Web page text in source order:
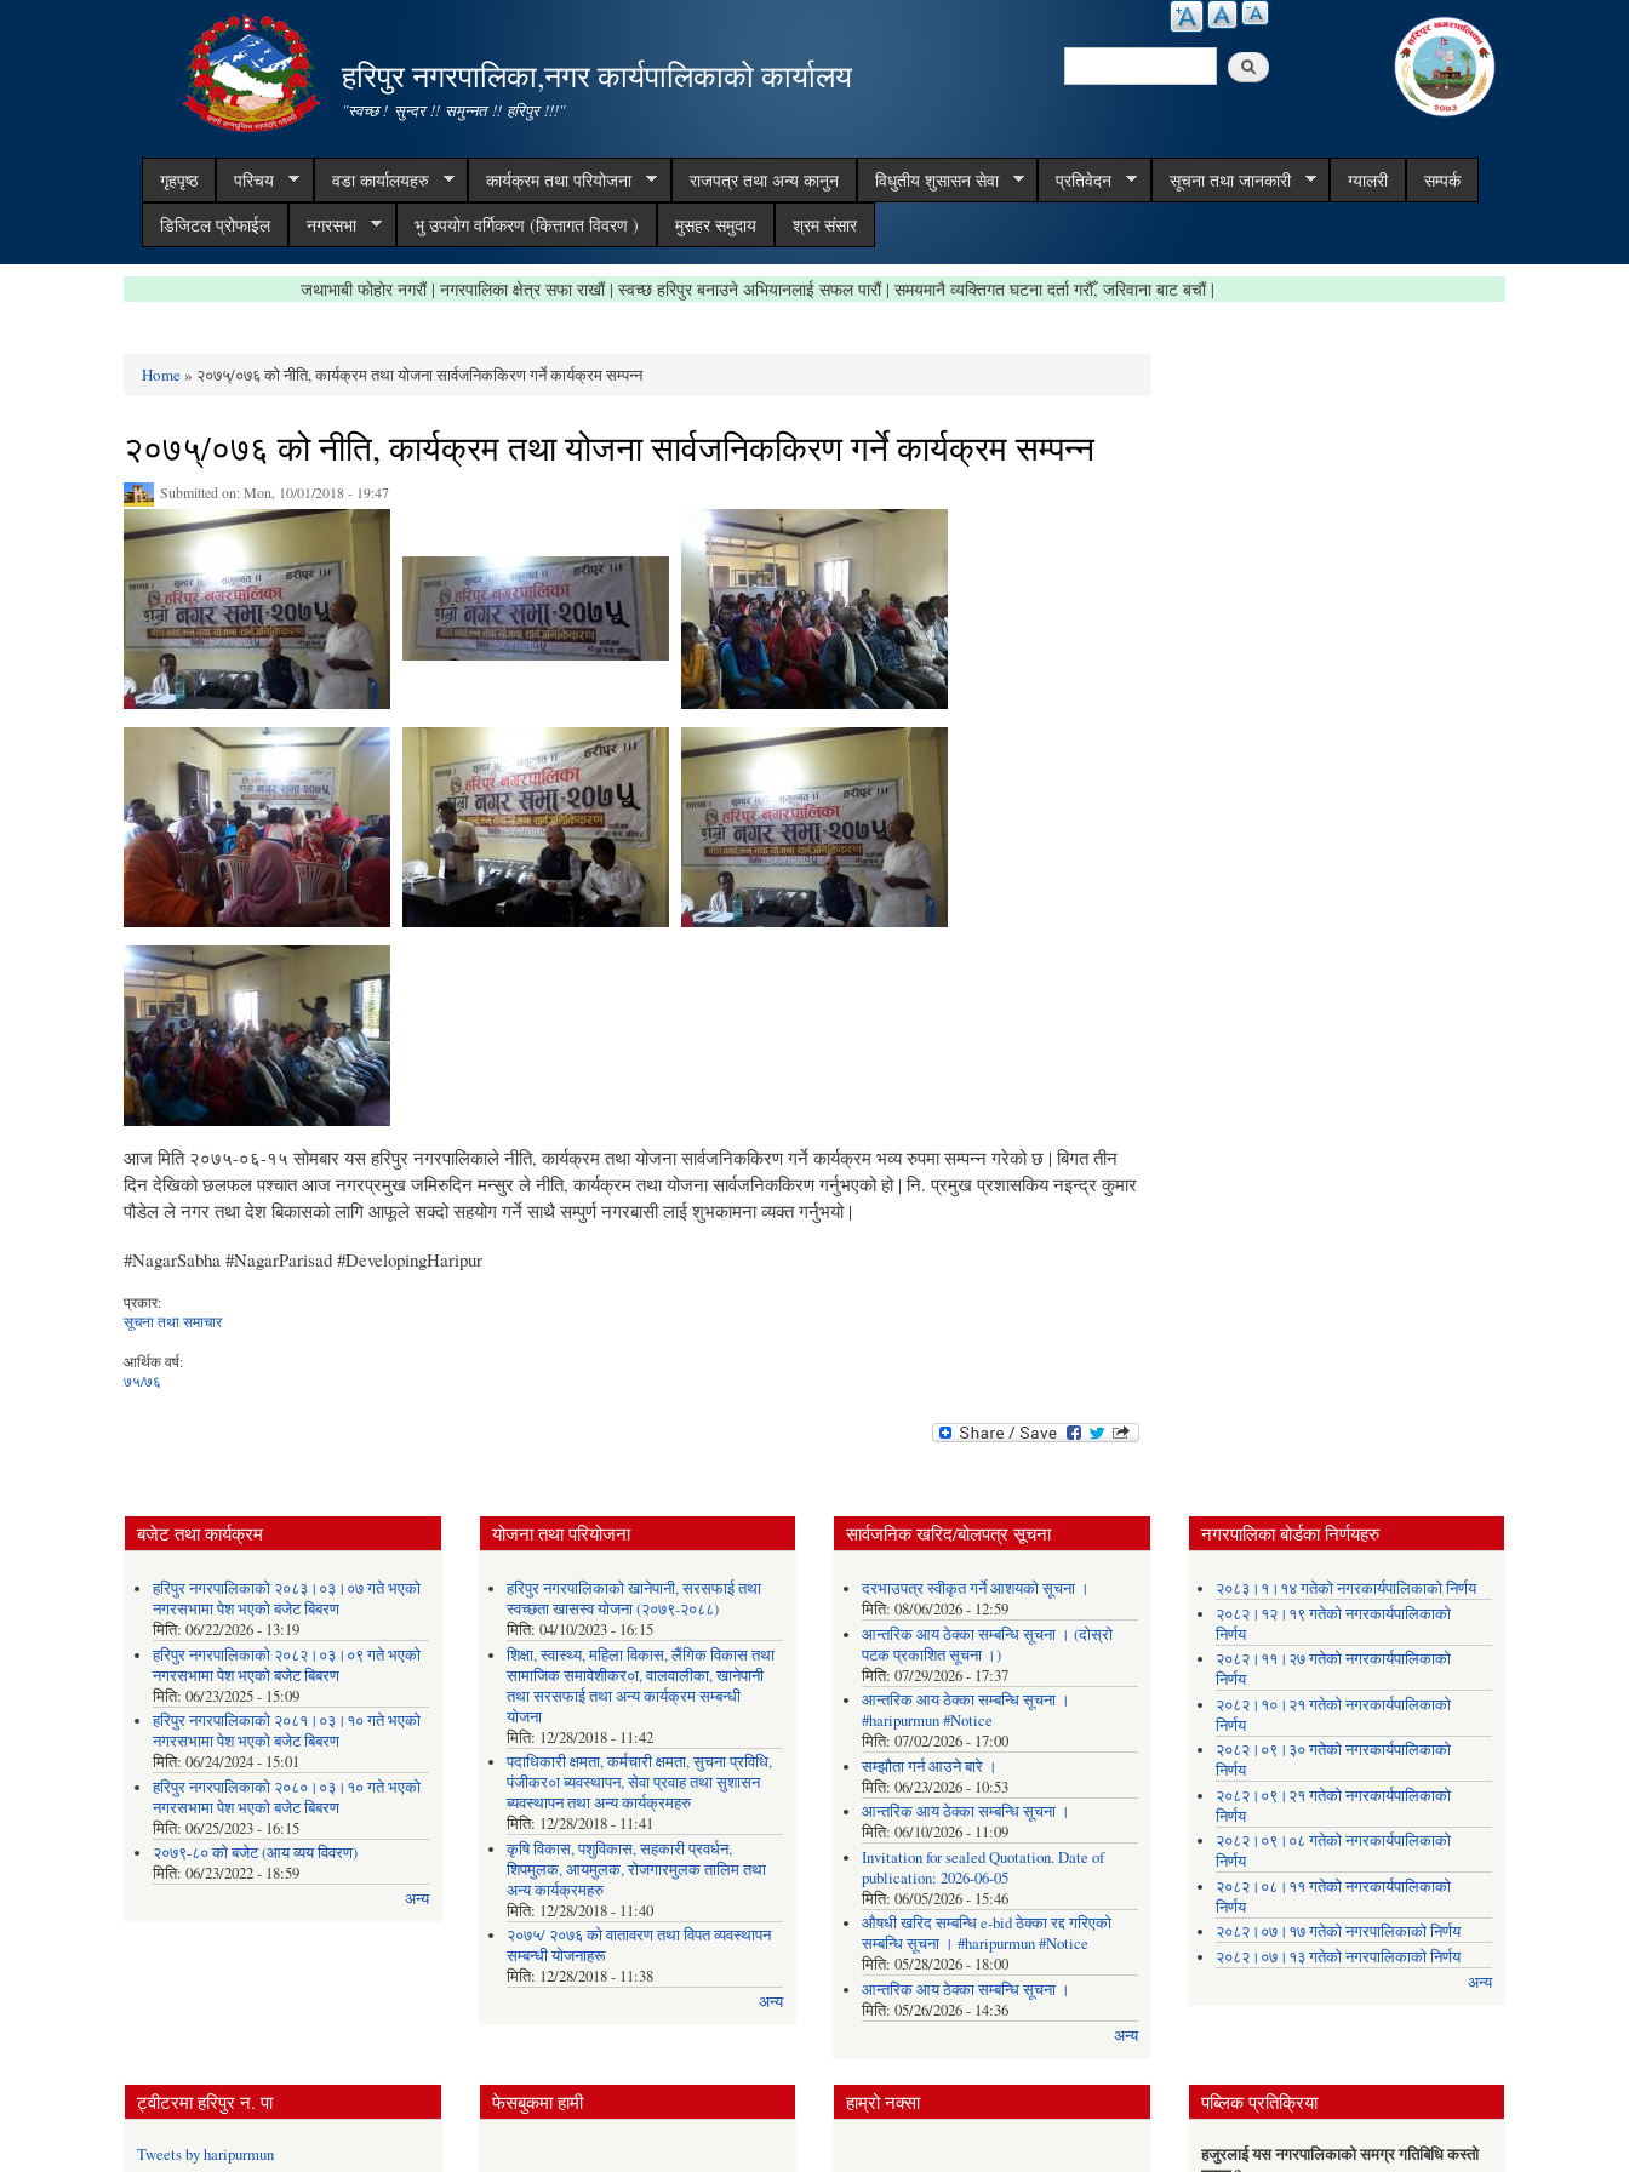
content
हरिपुर नगरपालिका,नगर कार्यपालिकाको कार्यालय
"स्वच्छ ! सुन्दर !! समुन्नत !! हरिपुर !!!"
Search
गृहपृष्ठ परिचय वडा कार्यालयहरु कार्यक्रम तथा परियोजना राजपत्र तथा अन्य कानुन विधुतीय शुसासन सेवा प्रतिवेदन सूचना तथा जानकारी ग्यालरी
सम्पर्क
डिजिटल प्रोफाईल
नगरसभा भु उपयोग वर्गिकरण (कित्तागत विवरण ) मुसहर समुदाय श्रम संसार
जथाभाबी फोहोर नगरौं | नगरपालिका क्षेत्र सफा राखौं | स्वच्छ हरिपुर बनाउने अभियानलाई सफल पारौं | समयमानै व्यक्तिगत घटना दर्ता गरौँ, जरिवाना बाट बचौं |
You are here
Home» २०७५्/०७६ को नीति, कार्यक्रम तथा योजना सार्वजनिककिरण गर्ने कार्यक्रम सम्पन्न
२०७५्/०७६ को नीति, कार्यक्रम तथा योजना सार्वजनिककिरण गर्ने कार्यक्रम सम्पन्न
Submitted on:Mon, 10/01/2018 - 19:47
आज मिति २०७५-०६-१५ सोमबार यस हरिपुर नगरपालिकाले नीति, कार्यक्रम तथा योजना सार्वजनिककिरण गर्ने कार्यक्रम भव्य रुपमा सम्पन्न गरेको छ | बिगत तीन
दिन देखिको छलफल पश्चात आज नगरप्रमुख जमिरुदिन मन्सुर ले नीति, कार्यक्रम तथा योजना सार्वजनिककिरण गर्नुभएको हो | नि. प्रमुख प्रशासकिय नइन्द्र कुमार
पौडेल ले नगर तथा देश बिकासको लागि आफूले सक्दो सहयोग गर्ने साथै सम्पुर्ण नगरबासी लाई शुभकामना व्यक्त गर्नुभयो |
#NagarSabha #NagarParisad #DevelopingHaripur
प्रकार:
सूचना तथा समाचार
आर्थिक वर्ष:
७५/७६
बजेट तथा कार्यक्रम
हरिपुर नगरपालिकाको २०८३।०३।०७ गते भएको
नगरसभामा पेश भएको बजेट बिबरण
मिति: 06/22/2026 - 13:19
हरिपुर नगरपालिकाको २०८२।०३।०९ गते भएको
नगरसभामा पेश भएको बजेट बिबरण
मिति: 06/23/2025 - 15:09
हरिपुर नगरपालिकाको २०८१।०३।१० गते भएको
नगरसभामा पेश भएको बजेट बिबरण
मिति: 06/24/2024 - 15:01
हरिपुर नगरपालिकाको २०८०।०३।१० गते भएको
नगरसभामा पेश भएको बजेट बिबरण
मिति: 06/25/2023 - 16:15
२०७९-८० को बजेट (आय व्यय विवरण)
मिति: 06/23/2022 - 18:59
अन्य
योजना तथा परियोजना
हरिपुर नगरपालिकाको खानेपानी, सरसफाई तथा
स्वच्छता खासस्व योजना (२०७९-२०८८)
मिति:04/10/2023 - 16:15
शिक्षा, स्वास्थ्य, महिला विकास, लैंगिक विकास तथा
सामाजिक समावेशीकर०ा, वालवालीका, खानेपानी
तथा सरसफाई तथा अन्य कार्यक्रम सम्बन्धी
योजना
मिति: 12/28/2018 - 11:42
पदाधिकारी क्षमता, कर्मचारी क्षमता, सुचना प्रविधि,
पंजीकर०ा ब्यवस्थापन, सेवा प्रवाह तथा सुशासन
ब्यवस्थापन तथा अन्य कार्यक्रमहरु
मिति: 12/28/2018 - 11:41
कृषि विकास, पशुविकास, सहकारी प्रवर्धन,
शिपमुलक, आयमुलक, रोजगारमुलक तालिम तथा
अन्य कार्यक्रमहरु
मिति: 12/28/2018 - 11:40
२०७५/ २०७६ को वातावरण तथा विपत व्यवस्थापन
सम्बन्धी योजनाहरू
मिति: 12/28/2018 - 11:38
अन्य
सार्वजनिक खरिद/बोलपत्र सूचना
दरभाउपत्र स्वीकृत गर्ने आशयको सूचना ।
मिति: 08/06/2026 - 12:59
आन्तरिक आय ठेक्का सम्बन्धि सूचना । (दोस्रो
पटक प्रकाशित सूचना ।)
मिति: 07/29/2026 - 17:37
आन्तरिक आय ठेक्का सम्बन्धि सूचना ।
#haripurmun #Notice
मिति: 07/02/2026 - 17:00
सम्झौता गर्न आउने बारे ।
मिति: 06/23/2026 - 10:53
आन्तरिक आय ठेक्का सम्बन्धि सूचना ।
मिति: 06/10/2026 - 11:09
Invitation for sealed Quotation. Date of
publication: 2026-06-05
मिति: 06/05/2026 - 15:46
औषधी खरिद सम्बन्धि e-bid ठेक्का रद्द गरिएको
सम्बन्धि सूचना । #haripurmun #Notice
मिति: 05/28/2026 - 18:00
आन्तरिक आय ठेक्का सम्बन्धि सूचना ।
मिति: 05/26/2026 - 14:36
अन्य
नगरपालिका बोर्डका निर्णयहरु
२०८३।१।१४ गतेको नगरकार्यपालिकाको निर्णय
२०८२।१२।१९ गतेको नगरकार्यपालिकाको
निर्णय
२०८२।११।२७ गतेको नगरकार्यपालिकाको
निर्णय
२०८२।१०।२१ गतेको नगरकार्यपालिकाको
निर्णय
२०८२।०९।३० गतेको नगरकार्यपालिकाको
निर्णय
२०८२।०९।२१ गतेको नगरकार्यपालिकाको
निर्णय
२०८२।०९।०८ गतेको नगरकार्यपालिकाको
निर्णय
२०८२।०८।११ गतेको नगरकार्यपालिकाको
निर्णय
२०८२।०७।१७ गतेको नगरपालिकाको निर्णय
२०८२।०७।१३ गतेको नगरपालिकाको निर्णय
अन्य
ट्वीटरमा हरिपुर न. पा
Tweets by haripurmun
फेसबुकमा हामी हाम्रो नक्सा पब्लिक प्रतिक्रिया
हजुरलाई यस नगरपालिकाको समग्र गतिबिधि कस्तो